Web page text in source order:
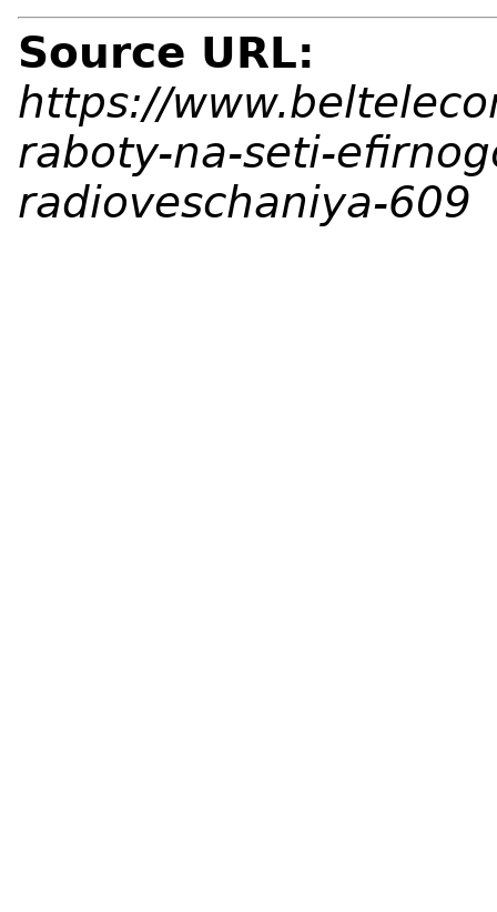
Source URL:
https://
raboty-na-seti-
radioveschaniya-609